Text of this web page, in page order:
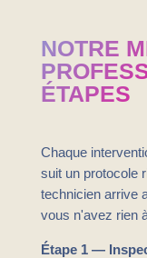
NOTRE
ÉTAPES
Chaque
suit un protocole
technicien arrive
vous n'avez rien
Étape 1 —